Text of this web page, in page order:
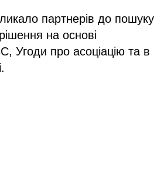
партнерів до пошуку
на основі
Угоди про асоціацію та в